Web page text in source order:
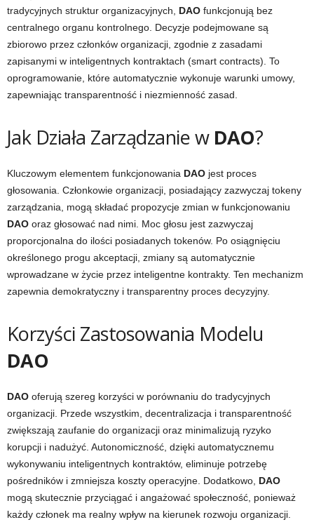
tradycyjnych struktur organizacyjnych, DAO funkcjonują bez
centralnego organu kontrolnego. Decyzje podejmowane są
zbiorowo przez członków organizacji, zgodnie z zasadami
zapisanymi w inteligentnych kontraktach (smart contracts). To
oprogramowanie, które automatycznie wykonuje warunki umowy,
zapewniając transparentność i niezmienność zasad.
Jak Działa Zarządzanie w DAO?
Kluczowym elementem funkcjonowania DAO jest proces
głosowania. Członkowie organizacji, posiadający zazwyczaj tokeny
zarządzania, mogą składać propozycje zmian w funkcjonowaniu
DAO oraz głosować nad nimi. Moc głosu jest zazwyczaj
proporcjonalna do ilości posiadanych tokenów. Po osiągnięciu
określonego progu akceptacji, zmiany są automatycznie
wprowadzane w życie przez inteligentne kontrakty. Ten mechanizm
zapewnia demokratyczny i transparentny proces decyzyjny.
Korzyści Zastosowania Modelu
DAO
DAO oferują szereg korzyści w porównaniu do tradycyjnych
organizacji. Przede wszystkim, decentralizacja i transparentność
zwiększają zaufanie do organizacji oraz minimalizują ryzyko
korupcji i nadużyć. Autonomiczność, dzięki automatycznemu
wykonywaniu inteligentnych kontraktów, eliminuje potrzebę
pośredników i zmniejsza koszty operacyjne. Dodatkowo, DAO
mogą skutecznie przyciągać i angażować społeczność, ponieważ
każdy członek ma realny wpływ na kierunek rozwoju organizacji.